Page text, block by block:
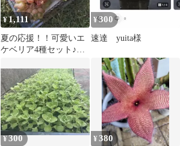
¥1,111
夏の応援！！可愛いエ
ケベリア4種セット♪多
¥300
速達 yuita様
¥300 ¥380